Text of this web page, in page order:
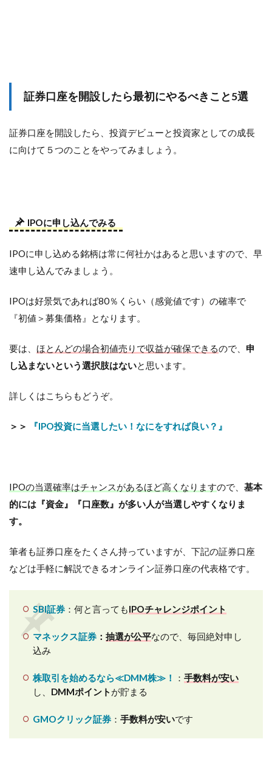
証券口座を開設したら最初にやるべきこと5選
証券口座を開設したら、投資デビューと投資家としての成長
に向けて５つのことをやってみましょう。
IPOに申し込んでみる
IPOに申し込める銘柄は常に何社かはあると思いますので、早
速申し込んでみましょう。
IPOは好景気であれば80％くらい（感覚値です）の確率で
『初値＞募集価格』となります。
要は、 ほとんどの場合初値売りで収益が確保できるので、 申
し込まないという選択肢はないと思います。
詳しくはこちらもどうぞ。
＞＞ 『IPO投資に当選したい！なにをすれば良い？』
IPOの当選確率はチャンスがあるほど高くなりますので、 基本
的には『資金』『口座数』が多い人が当選しやすくなりま
す。
筆者も証券口座をたくさん持っていますが、下記の証券口座
などは手軽に解説できるオンライン証券口座の代表格です。
SBI証券： 何と言ってもIPOチャレンジポイント
マネックス証券： 抽選が公平なので、毎回絶対申し
込み
株取引を始めるなら≪DMM株≫！ ： 手数料が安い
し、 DMMポイント が貯まる
GMOクリック証券： 手数料が安いです